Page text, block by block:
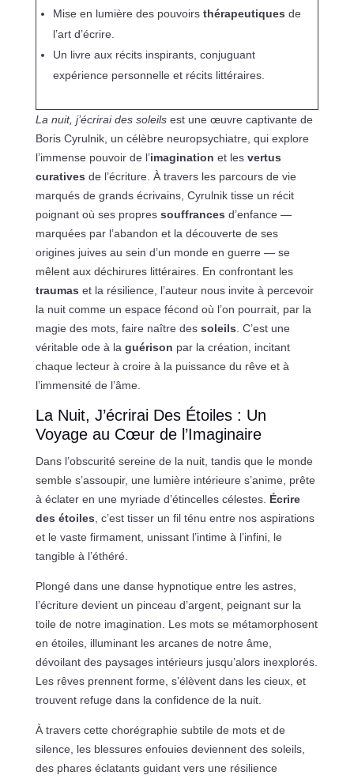
Mise en lumière des pouvoirs thérapeutiques de
l’art d’écrire.
Un livre aux récits inspirants, conjuguant
expérience personnelle et récits littéraires.
La nuit, j’écrirai des soleilsest une œuvre captivante de
Boris Cyrulnik, un célèbre neuropsychiatre, qui explore
l’immense pouvoir de l’imagination et les vertus
curatives de l’écriture. À travers les parcours de vie
marqués de grands écrivains, Cyrulnik tisse un récit
poignant où ses propres souffrances d’enfance —
marquées par l’abandon et la découverte de ses
origines juives au sein d’un monde en guerre — se
mêlent aux déchirures littéraires. En confrontant les
traumas et la résilience, l’auteur nous invite à percevoir
la nuit comme un espace fécond où l’on pourrait, par la
magie des mots, faire naître des soleils . C’est une
véritable ode à la guérison par la création, incitant
chaque lecteur à croire à la puissance du rêve et à
l’immensité de l’âme.
La Nuit, J’écrirai Des Étoiles : Un
Voyage au Cœur de l’Imaginaire
Dans l’obscurité sereine de la nuit, tandis que le monde
semble s’assoupir, une lumière intérieure s’anime, prête
à éclater en une myriade d’étincelles célestes. Écrire
des étoiles , c’est tisser un fil ténu entre nos aspirations
et le vaste firmament, unissant l’intime à l’infini, le
tangible à l’éthéré.
Plongé dans une danse hypnotique entre les astres,
l’écriture devient un pinceau d’argent, peignant sur la
toile de notre imagination. Les mots se métamorphosent
en étoiles, illuminant les arcanes de notre âme,
dévoilant des paysages intérieurs jusqu’alors inexplorés.
Les rêves prennent forme, s’élèvent dans les cieux, et
trouvent refuge dans la confidence de la nuit.
À travers cette chorégraphie subtile de mots et de
silence, les blessures enfouies deviennent des soleils,
des phares éclatants guidant vers une résilience